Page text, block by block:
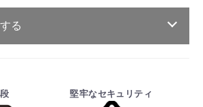
る
後、メーカーに適合確認を行
堅牢なセキュリティ